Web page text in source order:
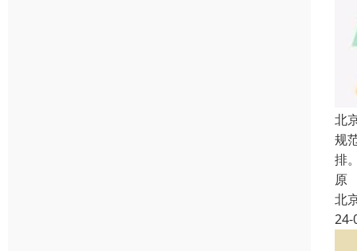
北
规
排
原
北
24-